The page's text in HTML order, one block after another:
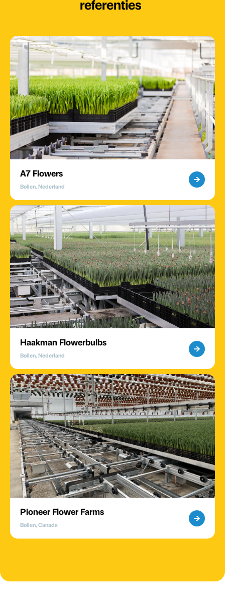
referenties
A7 Flowers
Bollen, Nederland
Haakman Flowerbulbs
Bollen, Nederland
Pioneer Flower Farms
Bollen, Canada